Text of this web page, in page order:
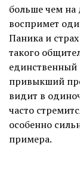
больше чем на
воспримет
Паника и
такого
единственный
привыкший
видит в
часто
особенно
примера.